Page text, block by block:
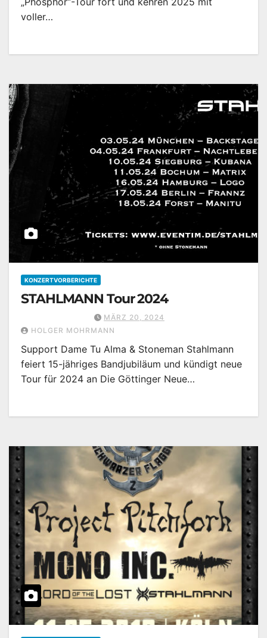
voller…
KONZERTVORBERICHTE
STAHLMANN Tour 2024
MÄRZ 20, 2024
HOLGER MOHRMANN
Support Dame Tu Alma & Stoneman Stahlmann
feiert 15-jähriges Bandjubiläum und kündigt neue
Tour für 2024 an Die Göttinger Neue…